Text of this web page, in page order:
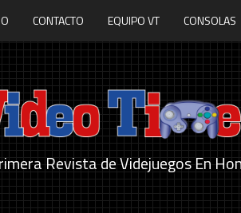
CONTACTO EQUIPO VT CONSOLAS
Revista de Videjuegos En